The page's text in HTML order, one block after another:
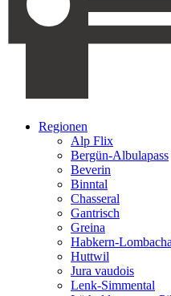
Regionen
Alp Flix
Bergün-Albulapass
Beverin
Binntal
Chasseral
Gantrisch
Greina
Habkern-
Huttwil
Jura vaudois
Lenk-Simmental